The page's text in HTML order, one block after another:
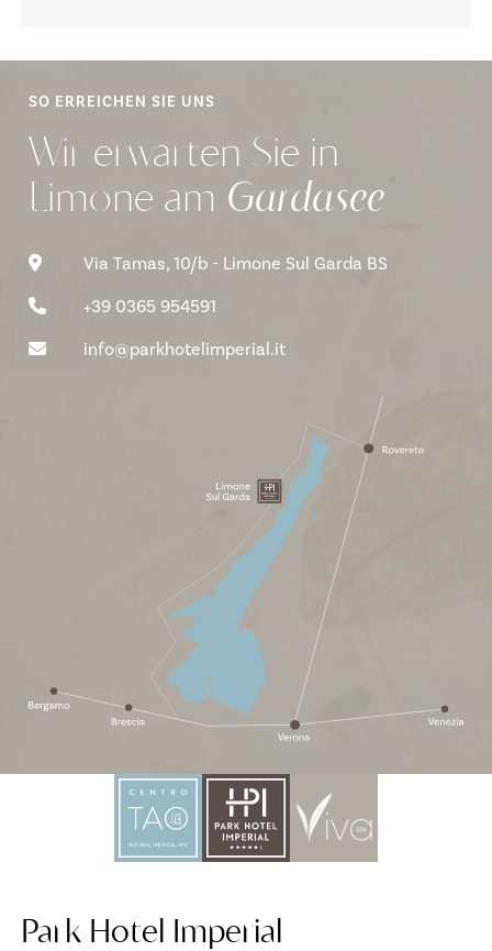
SO ERREICHEN SIE UNS
Wir erwarten Sie in
Limone am Gardasee
Via Tamas, 10/b - Limone Sul Garda BS
+39 0365 954591
info@parkhotelimperial.it
Park Hotel Imperial